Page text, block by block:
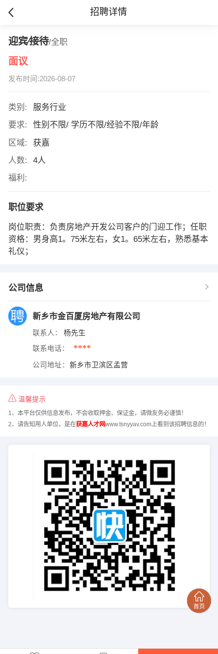
招聘详情
迎宾∕接待/全职
面议
发布时间:2026-08-07
类别:
服务行业
要求:
性别不限/ 学历不限/经验不限/年龄
区域:
获嘉
人数:
4人
福利:
职位要求
岗位职责：负责房地产开发公司客户的门迎工作；任职
资格：男身高1。75米左右，女1。65米左右，熟悉基本
礼仪；
公司信息
新乡市金百厦房地产有限公司
联系人： 杨先生
联系电话： ****
公司地址： 新乡市卫滨区孟营
温馨提示
1、本平台仅供信息发布，不会收取押金、保证金，请微友务必谨慎！
2、请告知用人单位，是在获嘉人才网www.tsnyyav.com上看到该招聘信息的！